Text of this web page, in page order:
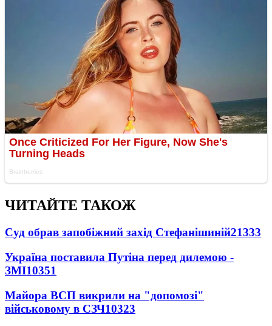
ЧИТАЙТЕ ТАКОЖ
Суд обрав запобіжний захід Стефанішиній21333
Україна поставила Путіна перед дилемою -
ЗМІ10351
Майора ВСП викрили на "допомозі"
військовому в СЗЧ10323